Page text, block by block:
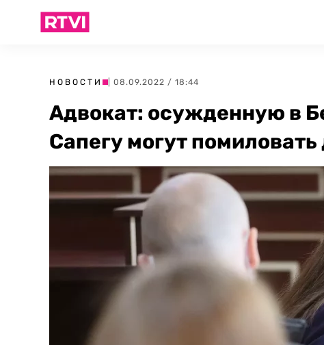
НОВОСТИ | 08.09.2022 / 18:44
Адвокат: осужденную в
Сапегу могут помиловать